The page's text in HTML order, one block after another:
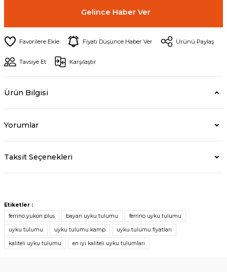
Gelince Haber Ver
Fiyatı Düşünce Haber Ver Ürünü Paylaş
Tavsiye Et Karşılaştır
Ürün Bilgisi
Yorumlar
Taksit Seçenekleri
Etiketler :
ferrino yukon plus
bayan uyku tulumu ferrino uyku tulumu
uyku tulumu uyku tulumu kamp uyku tulumu fiyatları
kaliteli uyku tulumu en iyi kaliteli uyku tulumları